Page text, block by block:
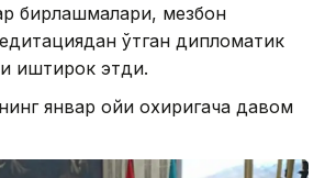
бирлашмалари, мезбон
ўтган дипломатик
иштирок этди.
январ ойи охиригача давом